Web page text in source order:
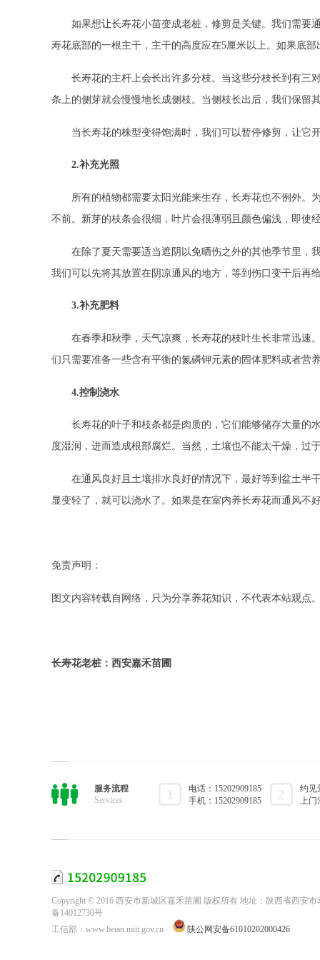
如果想让长寿花小苗变成老桩，修剪是关键。我们需要
寿花底部的一根主干，主干的高度应在5厘米以上。如果底
长寿花的主杆上会长出许多分枝。当这些分枝长到有三
条上的侧芽就会慢慢地长成侧枝。当侧枝长出后，我们保留
当长寿花的株型变得饱满时，我们可以暂停修剪，让它
2.补充光照
所有的植物都需要太阳光能来生存，长寿花也不例外。
不前。新芽的枝条会很细，叶片会很薄弱且颜色偏浅，即使
在除了夏天需要适当遮阴以免晒伤之外的其他季节里，
我们可以先将其放置在阴凉通风的地方，等到伤口变干后再
3.补充肥料
在春季和秋季，天气凉爽，长寿花的枝叶生长非常迅速
们只需要准备一些含有平衡的氮磷钾元素的固体肥料或者营
4.控制浇水
长寿花的叶子和枝条都是肉质的，它们能够储存大量的
度湿润，进而造成根部腐烂。当然，土壤也不能太干燥，过
在通风良好且土壤排水良好的情况下，最好等到盆土半
显变轻了，就可以浇水了。如果是在室内养长寿花而通风不
免责声明：
图文内容转载自网络，只为分享养花知识，不代表本站观
长寿花老桩：西安嘉禾苗圃
服务流程
Services
电话：15202909185
手机：15202909185
约见
上门
Copyright © 2016 西安市新城区嘉禾苗圃 版权所有 地址：陕西省西安
备14012730号
工信部：www.beian.miit.gov.cn
陕公网安备61010202000426